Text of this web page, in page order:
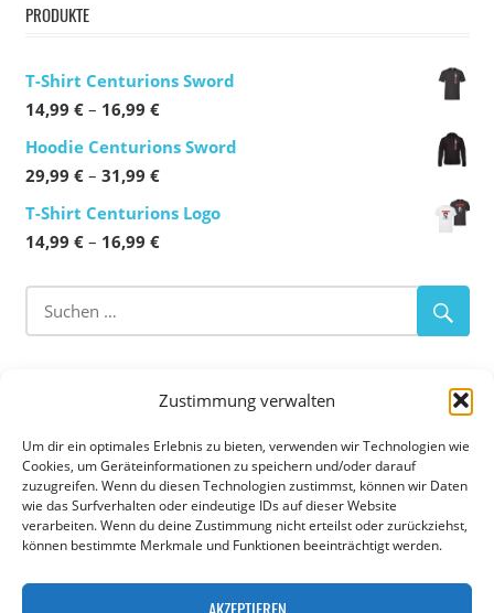
Zustimmung verwalten
Um dir ein optimales Erlebnis zu bieten, verwenden wir Technologien wie
Cookies, um Geräteinformationen zu speichern und/oder darauf
zuzugreifen. Wenn du diesen Technologien zustimmst, können wir Daten
wie das Surfverhalten oder eindeutige IDs auf dieser Website
verarbeiten. Wenn du deine Zustimmung nicht erteilst oder zurückziehst,
können bestimmte Merkmale und Funktionen beeinträchtigt werden.
AKZEPTIEREN
PRODUKTE
T-Shirt Centurions Sword
14,99 € – 16,99 €Preisspanne:
14,99 €
bis
Hoodie Centurions Sword
29,99 € – 31,99 €Preisspanne:
29,99 €
bis
T-Shirt Centurions Logo
14,99 € – 16,99 €Preisspanne:
Flag Football–Tackle Football–Cheerleading
Die Augsburg Centurions sind eine American Football
Abteilung der TSG 1885 Augsburg-Lechhausen e.V. in
Augsburg. Die Abteilung hat eine Cheerleading Gruppe,
eine U11, U13, U16 und U19 Jugend Mannschaft sowie